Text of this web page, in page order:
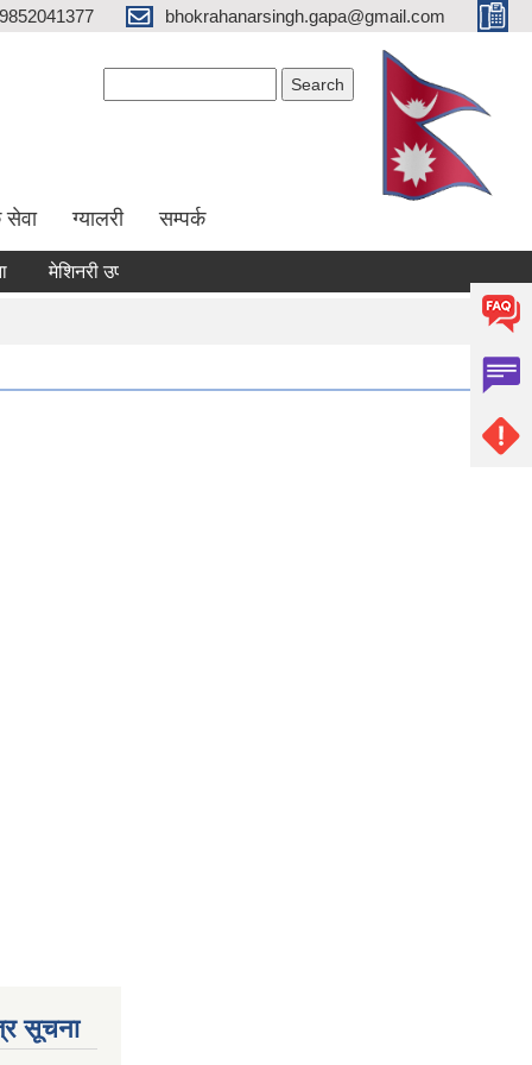
9852041377 bhokrahanarsingh.gapa@gmail.com
सेवा ग्यालरी सम्पर्क
मेशिनरी उपकरण भाडामा लिने कार्य सम्बन्धी सूचना
सूचना